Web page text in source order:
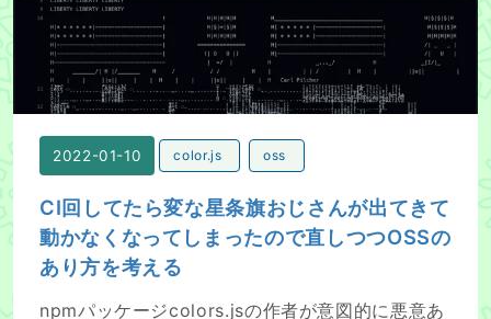
2022-01-10 color.js oss
CI回してたら変な星条旗おじさんが出てきて
動かなくなってしまったので直しつつOSSの
あり方を考える
npmパッケージcolors.jsの作者が意図的に悪意あ